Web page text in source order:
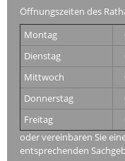
Öffnungszeiten des
Montag
Dienstag
Mittwoch
Donnerstag
Freitag
oder vereinbaren Sie
entsprechenden